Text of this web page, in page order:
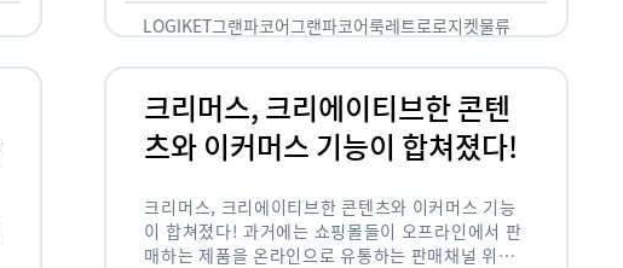
을 …
LOGIKET그랜파코어그랜파코어룩레트로로지켓물류
크리머스, 크리에이티브한 콘텐
츠와 이커머스 기능이 합쳐졌다!
크리머스, 크리에이티브한 콘텐츠와 이커머스 기능
이 합쳐졌다! 과거에는 쇼핑몰들이 오프라인에서 판
매하는 제품을 온라인으로 유통하는 판매채널 위주